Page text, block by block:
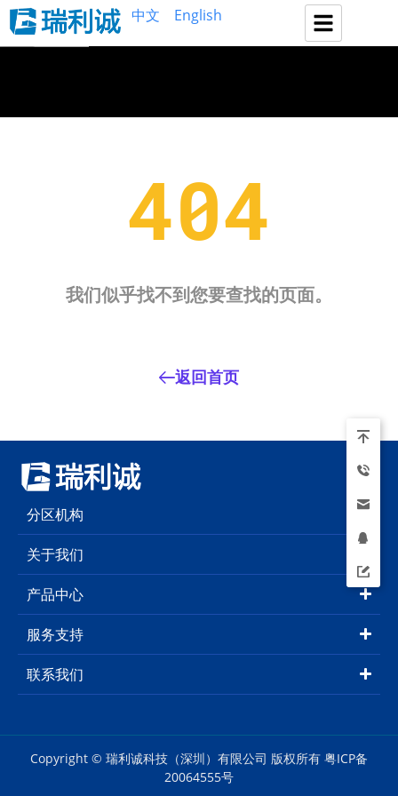
中文 English
404
我们似乎找不到您要查找的页面。
返回首页
分区机构
关于我们
产品中心
服务支持
联系我们
Copyright © 瑞利诚科技（深圳）有限公司 版权所有 粤ICP备
20064555号